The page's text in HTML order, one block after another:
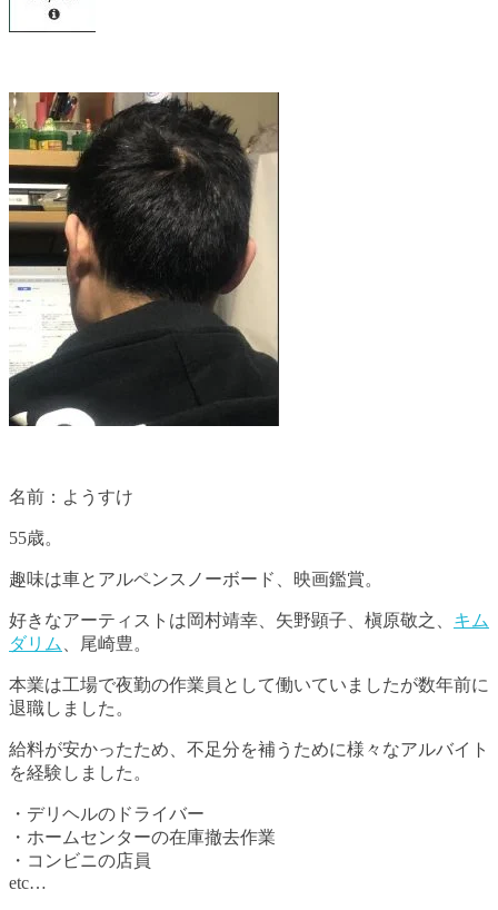
名前：ようすけ
55歳。
趣味は車とアルペンスノーボード、映画鑑賞。
好きなアーティストは岡村靖幸、矢野顕子、槇原敬之、 キム
ダリム
、尾崎豊。
本業は工場で夜勤の作業員として働いていましたが数年前に
退職しました。
給料が安かったため、不足分を補うために様々なアルバイト
を経験しました。
・デリヘルのドライバー
・ホームセンターの在庫撤去作業
・コンビニの店員
etc…